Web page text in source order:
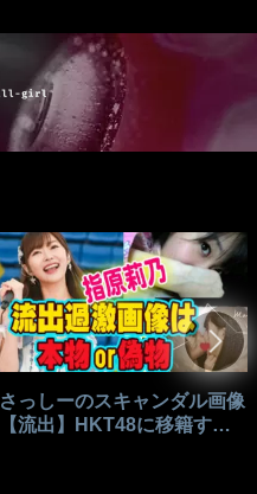
さっしーのスキャンダル画像
【流出】HKT48に移籍する